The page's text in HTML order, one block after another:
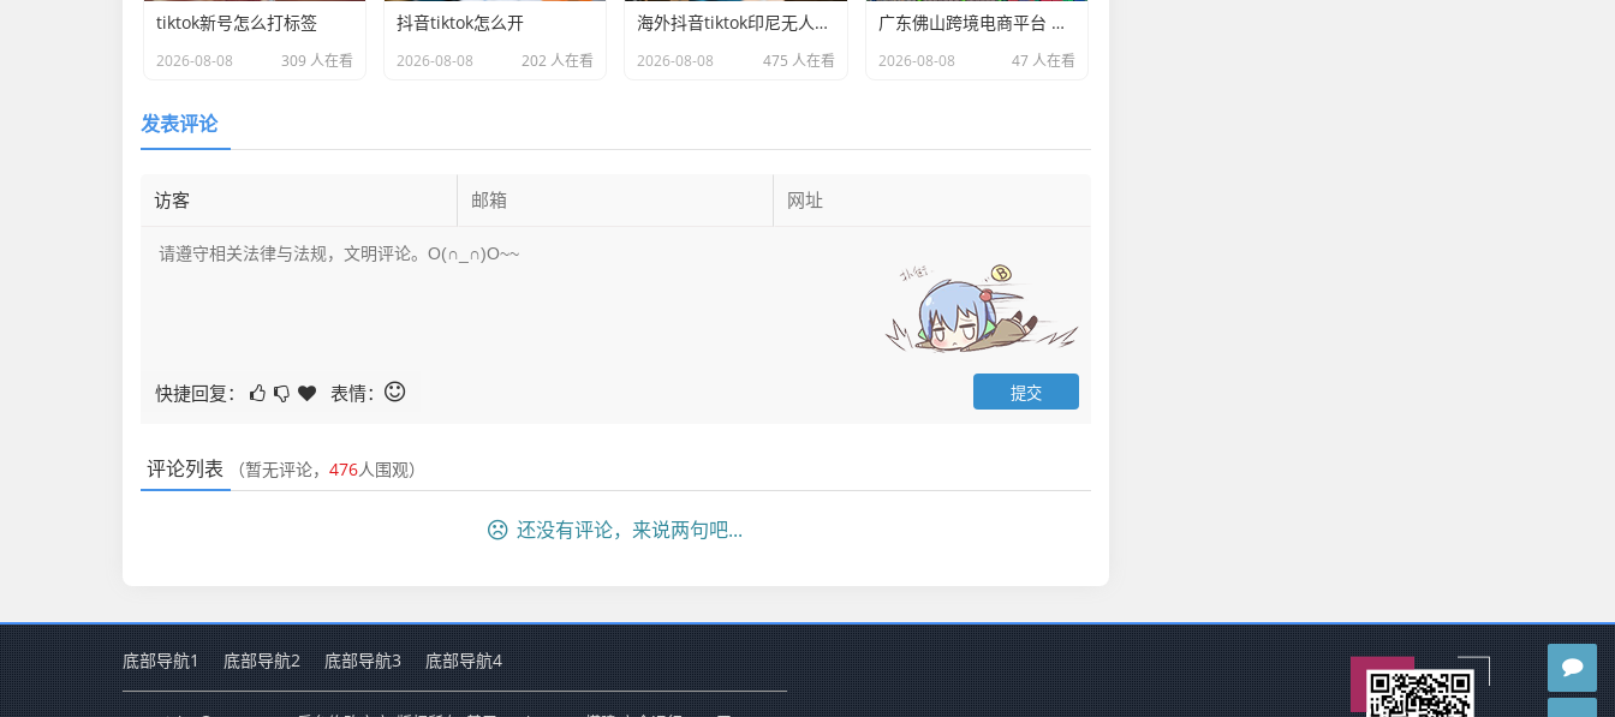
tiktok新号怎么打标签
2026-08-08 309 人在看
抖音tiktok怎么开
2026-08-08 202 人在看
海外抖音tiktok印尼无人直播 的延伸长尾关键词有什么
2026-08-08 475 人在看
广东佛山跨境电商平台 的延伸长尾关键词有什么
2026-08-08 47 人在看
发表评论
快捷回复： 表情：
评论列表 （暂无评论， 476人围观）
还没有评论，来说两句吧...
底部导航1 底部导航2 底部导航3 底部导航4